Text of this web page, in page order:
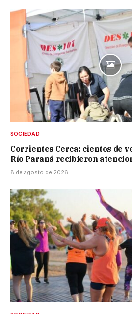
SOCIEDAD
Corrientes Cerca: cientos de
Río Paraná recibieron
8 de agosto de 2026